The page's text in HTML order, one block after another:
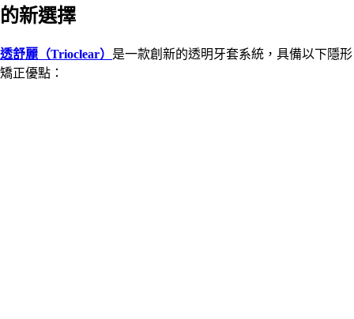
的新選擇
透舒麗（Trioclear） 是一款創新的透明牙套系統，具備以下隱形
矯正優點：